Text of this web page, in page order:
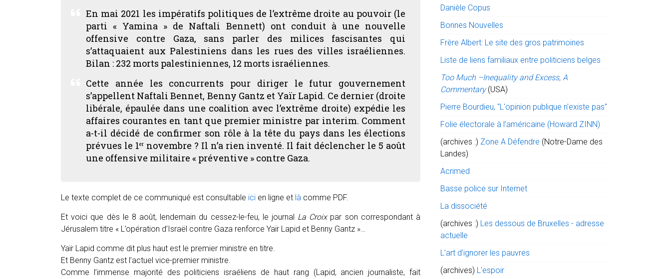
En mai 2021 les impératifs politiques de l’extrême droite au pouvoir (le
parti « Yamina » de Naftali Bennett) ont conduit à une nouvelle
offensive contre Gaza, sans parler des milices fascisantes qui
s’attaquaient aux Palestiniens dans les rues des villes israéliennes.
Bilan : 232 morts palestiniennes, 12 morts israéliennes.
Cette année les concurrents pour diriger le futur gouvernement
s’appellent Naftali Bennet, Benny Gantz et Yaïr Lapid. Ce dernier (droite
libérale, épaulée dans une coalition avec l’extrême droite) expédie les
affaires courantes en tant que premier ministre par interim. Comment
a-t-il décidé de confirmer son rôle à la tête du pays dans les élections
prévues le 1ernovembre ? Il n’a rien inventé. Il fait déclencher le 5 août
une offensive militaire « préventive » contre Gaza.
Le texte complet de ce communiqué est consultable ici en ligne et là comme PDF.
Et voici que dès le 8 août, lendemain du cessez-le-feu, le journal La Croixpar son correspondant à
Jérusalem titre « L’opération d’Israël contre Gaza renforce Yaïr Lapid et Benny Gantz »…
Yaïr Lapid comme dit plus haut est le premier ministre en titre.
Et Benny Gantz est l’actuel vice-premier ministre.
Comme l’immense majorité des politiciens israéliens de haut rang (Lapid, ancien journaliste, fait
Danièle Copus
Bonnes Nouvelles
Frère Albert: Le site des gros patrimoines
Liste de liens familiaux entre politiciens belges
Too Much –Inequality and Excess, A
Commentary (USA)
Pierre Bourdieu, "L'opinion publique n'existe pas"
Folie électorale à l’américaine (Howard ZINN)
(archives :) Zone A Défendre (Notre-Dame des
Landes)
Acrimed
Basse police sur Internet
La dissociété
(archives :) Les dessous de Bruxelles - adresse
actuelle
L’art d’ignorer les pauvres
(archives) L'espoir